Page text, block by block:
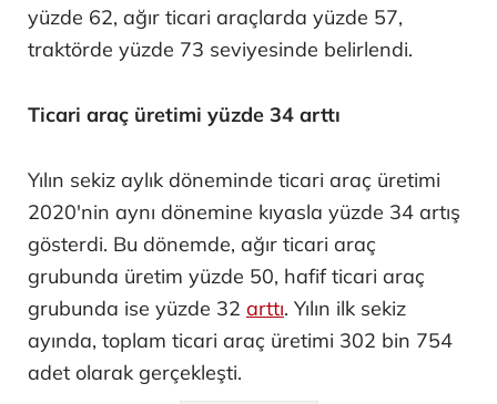
yüzde 62, ağır ticari araçlarda yüzde 57,
traktörde yüzde 73 seviyesinde belirlendi.
Ticari araç üretimi yüzde 34 arttı
Yılın sekiz aylık döneminde ticari araç üretimi
2020'nin aynı dönemine kıyasla yüzde 34 artış
gösterdi. Bu dönemde, ağır ticari araç
grubunda üretim yüzde 50, hafif ticari araç
grubunda ise yüzde 32 arttı. Yılın ilk sekiz
ayında, toplam ticari araç üretimi 302 bin 754
adet olarak gerçekleşti.